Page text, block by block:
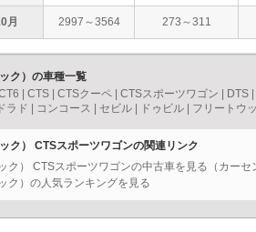
月 2997～3564 273～311
ク）の車種一覧
CTS CTSクーペ CTSスポーツワゴン DTS
ラド コンコース セビル ドゥビル フリートウ
ク） CTSスポーツワゴンの関連リンク
ク） CTSスポーツワゴンの中古車を見る（カーセ
ク）の人気ランキングを見る